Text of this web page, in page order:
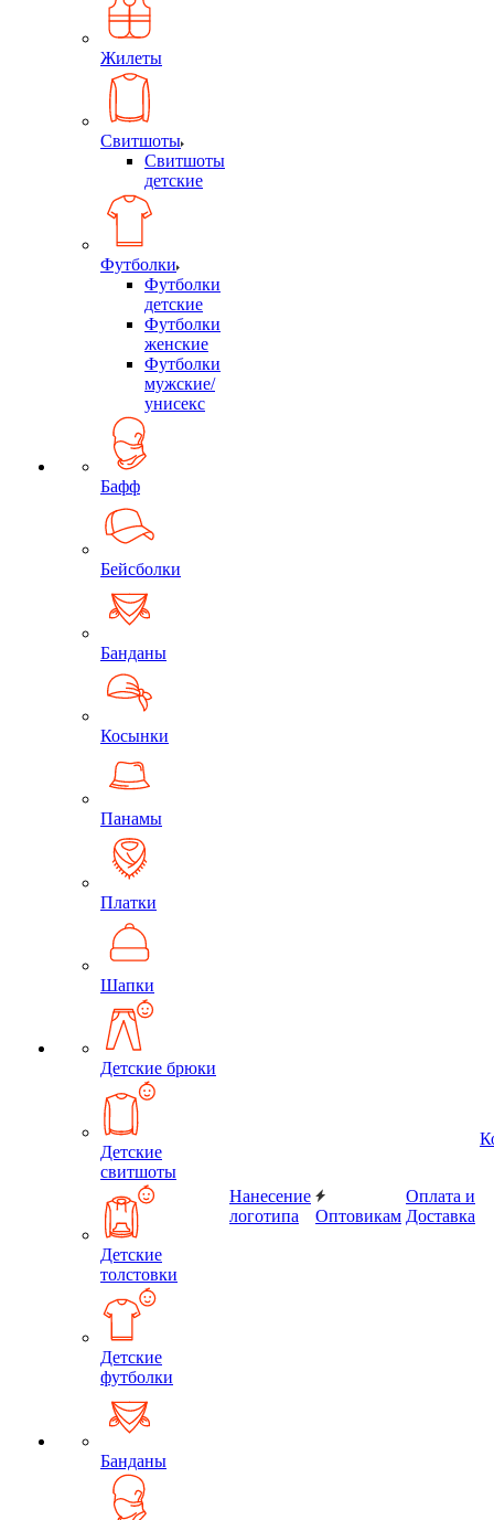
Жилеты
Свитшоты
Свитшоты
детские
Футболки
Футболки
детские
Футболки
женские
Футболки
мужские/
унисекс
Бафф
Бейсболки
Банданы
Косынки
Панамы
Платки
Шапки
Детские брюки
Детские
свитшоты
Детские
толстовки
Детские
футболки
Банданы
Нанесение
логотипа
Оптовикам
Оплата и
Доставка